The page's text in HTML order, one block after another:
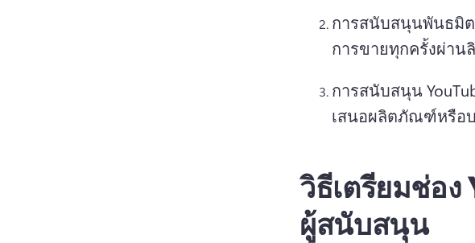
การสนับสนุนพันธมิ
การขายทุกครั้งผ่า
การสนับสนุน
เสนอผลิตภัณฑ์หรือ
วิธีเตรียมช่อ
ผู้สนับสนุน